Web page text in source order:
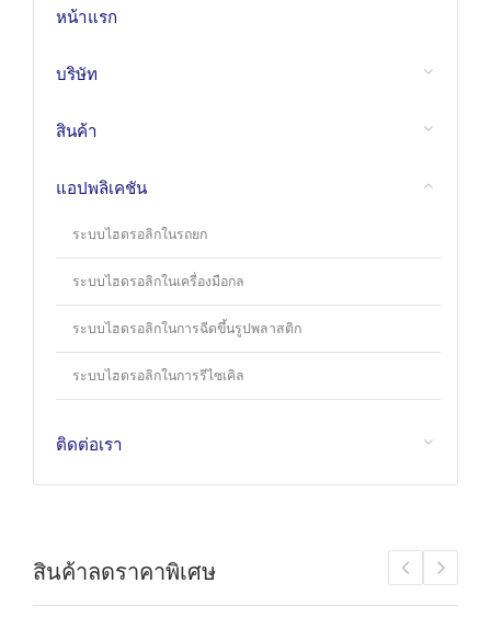
หน้าแรก
บริษัท
สินค้า
แอปพลิเคชัน
ระบบไฮดรอลิกในรถยก
ระบบไฮดรอลิกในเครื่องมือกล
ระบบไฮดรอลิกในการฉีดขึ้นรูปพลาสติก
ระบบไฮดรอลิกในการรีไซเคิล
ติดต่อเรา
สินค้าลดราคาพิเศษ